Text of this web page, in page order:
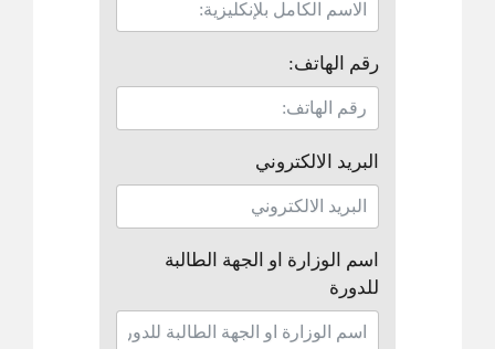
رقم الهاتف:
البريد الالكتروني
اسم الوزارة او الجهة الطالبة
للدورة